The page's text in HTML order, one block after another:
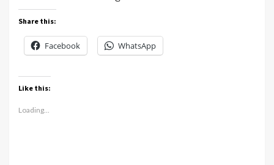
Share this:
Facebook WhatsApp
Like this:
Loading...